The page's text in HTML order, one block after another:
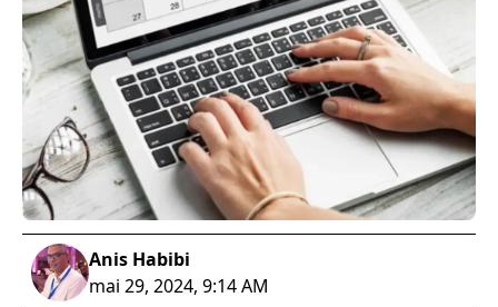
Anis Habibi
mai 29, 2024, 9:14 AM